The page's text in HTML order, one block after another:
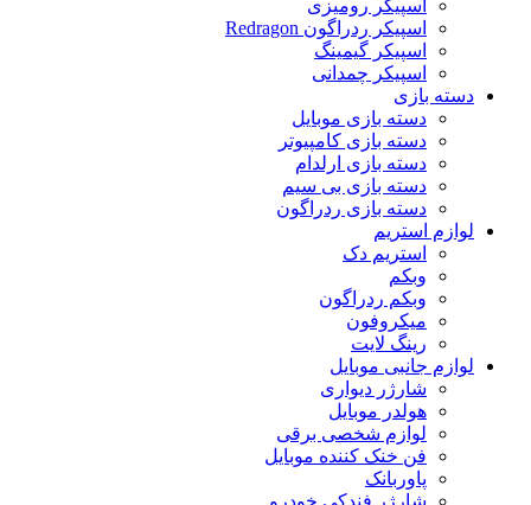
اسپیکر رومیزی
اسپیکر ردراگون Redragon
اسپیکر گیمینگ
اسپیکر چمدانی
دسته بازی
دسته بازی موبایل
دسته بازی کامپیوتر
دسته بازی ارلدام
دسته بازی بی سیم
دسته بازی ردراگون
لوازم استریم
استریم دک
وبکم
وبکم ردراگون
میکروفون
رینگ لایت
لوازم جانبی موبایل
شارژر دیواری
هولدر موبایل
لوازم شخصی برقی
فن خنک کننده موبایل
پاوربانک
شارژر فندکی خودرو